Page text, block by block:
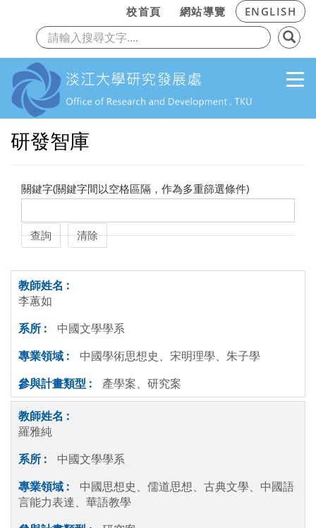
跳到主要內容
校首頁 網站導覽 ENGLISH
上一頁
研發智庫
關鍵字(關鍵字間以空格區隔，作為多重篩選條件)
李蕙如
中國文學學系
中國學術思想史、宋明理學、朱子學
產學案、研究案
羅雅純
中國文學學系
中國思想史、儒道思想、古典文學、中國語
言能力表達、華語教學